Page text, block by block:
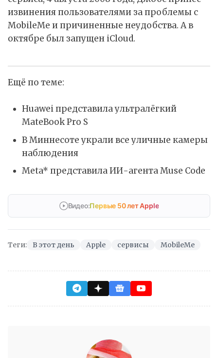
извинения пользователями за проблемы с
MobileMe и причиненные неудобства. А в
октябре был запущен iCloud.
Ещё по теме:
Huawei представила ультралёгкий
MateBook Pro S
В Миннесоте украли все уличные камеры
наблюдения
Meta* представила ИИ-агента Muse Code
Видео:Первые 50 лет Apple
Теги: В этот день Apple сервисы MobileMe